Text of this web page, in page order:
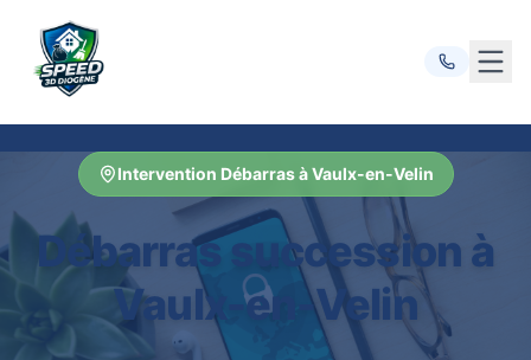
Intervention Débarras à Vaulx-en-Velin
Débarras succession à
Vaulx-en-Velin